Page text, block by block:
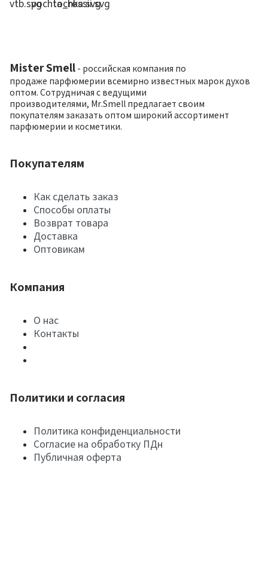
Mister Smell - российская компания по
продаже парфюмерии всемирно известных марок духов
оптом. Сотрудничая с ведущими
производителями, Mr.Smell предлагает своим
покупателям заказать оптом широкий ассортимент
парфюмерии и косметики.
Покупателям
Как сделать заказ
Способы оплаты
Возврат товара
Доставка
Оптовикам
Компания
О нас
Контакты
Политики и согласия
Политика конфиденциальности
Согласие на обработку ПДн
Публичная оферта